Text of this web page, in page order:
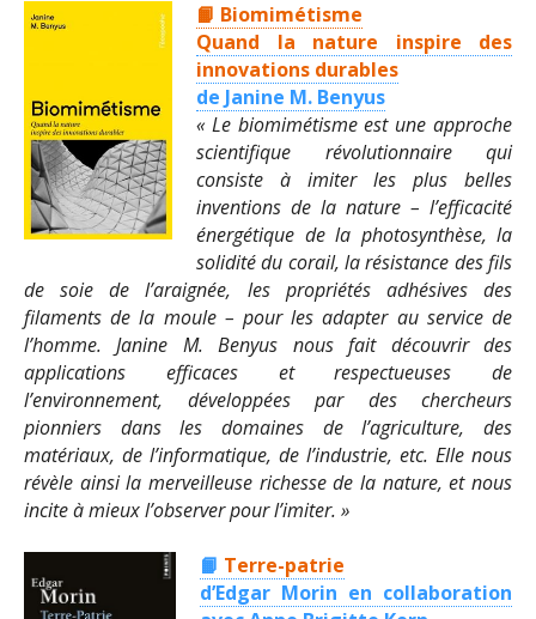
📙 Biomimétisme
Quand la nature inspire des
innovations durables
de Janine M. Benyus
« Le biomimétismeest une approche
scientifique révolutionnaire qui
consiste à imiter les plus belles
inventions de la nature – l’efficacité
énergétique de la photosynthèse, la
solidité du corail, la résistance des fils
de soie de l’araignée, les propriétés adhésives des
filaments de la moule – pour les adapter au service de
l’homme. Janine M. Benyus nous fait découvrir des
applications efficaces et respectueuses de
l’environnement, développées par des chercheurs
pionniers dans les domaines de l’agriculture, des
matériaux, de l’informatique, de l’industrie, etc. Elle nous
révèle ainsi la merveilleuse richesse de la nature, et nous
incite à mieux l’observer pour l’imiter. »
📙 Terre-patrie
d’Edgar Morin en collaboration